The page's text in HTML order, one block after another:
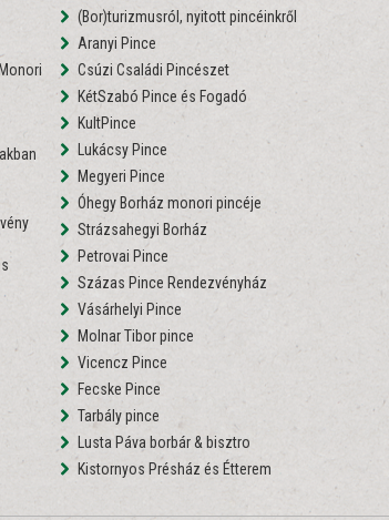
(Bor)turizmusról, nyitott pincéinkről
Aranyi Pince
Csúzi Családi Pincészet
KétSzabó Pince és Fogadó
KultPince
Lukácsy Pince
Megyeri Pince
Óhegy Borház monori pincéje
Strázsahegyi Borház
Petrovai Pince
Százas Pince Rendezvényház
Vásárhelyi Pince
Molnar Tibor pince
Vicencz Pince
Fecske Pince
Tarbály pince
Lusta Páva borbár & bisztro
Kistornyos Présház és Étterem